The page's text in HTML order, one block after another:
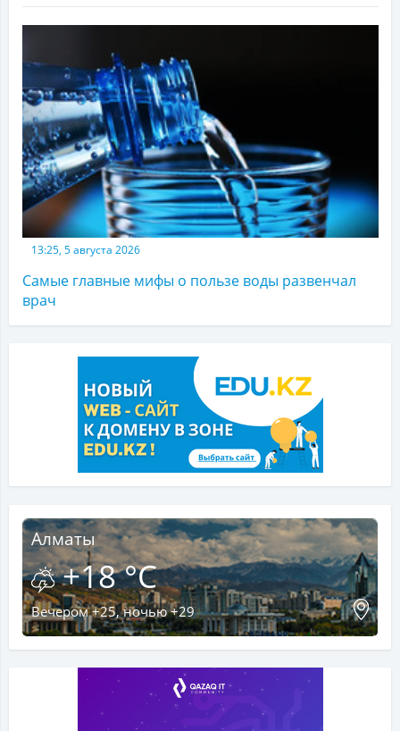
13:25, 5 августа 2026
Самые главные мифы о пользе воды развенчал
врач
Алматы
+18 °C
Вечером +25, ночью +29